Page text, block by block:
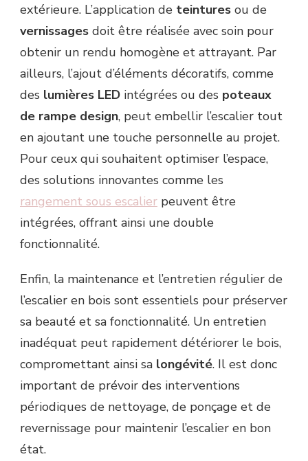
extérieure. L’application de teintures ou de
vernissages doit être réalisée avec soin pour
obtenir un rendu homogène et attrayant. Par
ailleurs, l’ajout d’éléments décoratifs, comme
des lumières LED intégrées ou des poteaux
de rampe design, peut embellir l’escalier tout
en ajoutant une touche personnelle au projet.
Pour ceux qui souhaitent optimiser l’espace,
des solutions innovantes comme les
rangement sous escalier peuvent être
intégrées, offrant ainsi une double
fonctionnalité.
Enfin, la maintenance et l’entretien régulier de
l’escalier en bois sont essentiels pour préserver
sa beauté et sa fonctionnalité. Un entretien
inadéquat peut rapidement détériorer le bois,
compromettant ainsi sa longévité. Il est donc
important de prévoir des interventions
périodiques de nettoyage, de ponçage et de
revernissage pour maintenir l’escalier en bon
état.